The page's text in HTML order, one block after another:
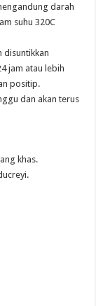
darah
suhu 320C
disuntikkan
jam atau lebih
positip.
dan akan terus
khas.